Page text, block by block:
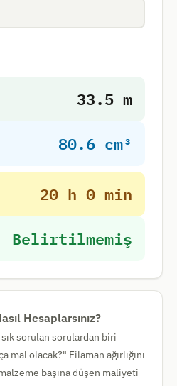
33.5 m
80.6 cm³
20 h 0 min
Belirtilmemiş
Hesaplarsınız?
sorulan sorulardan biri
mal olacak?" Filaman ağırlığını
başına düşen maliyeti